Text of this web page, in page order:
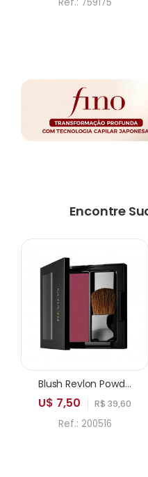
Ref.: 759175
Encontre
Blush Revlon Powder 005 Playfull
U$ 7,50 R$ 39,60
Ref.: 200516